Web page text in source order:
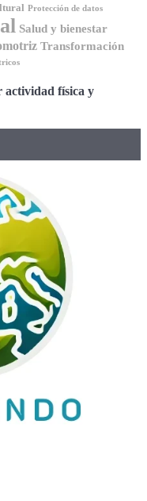
Protección de datos
Salud y bienestar
Transformación
actividad física y